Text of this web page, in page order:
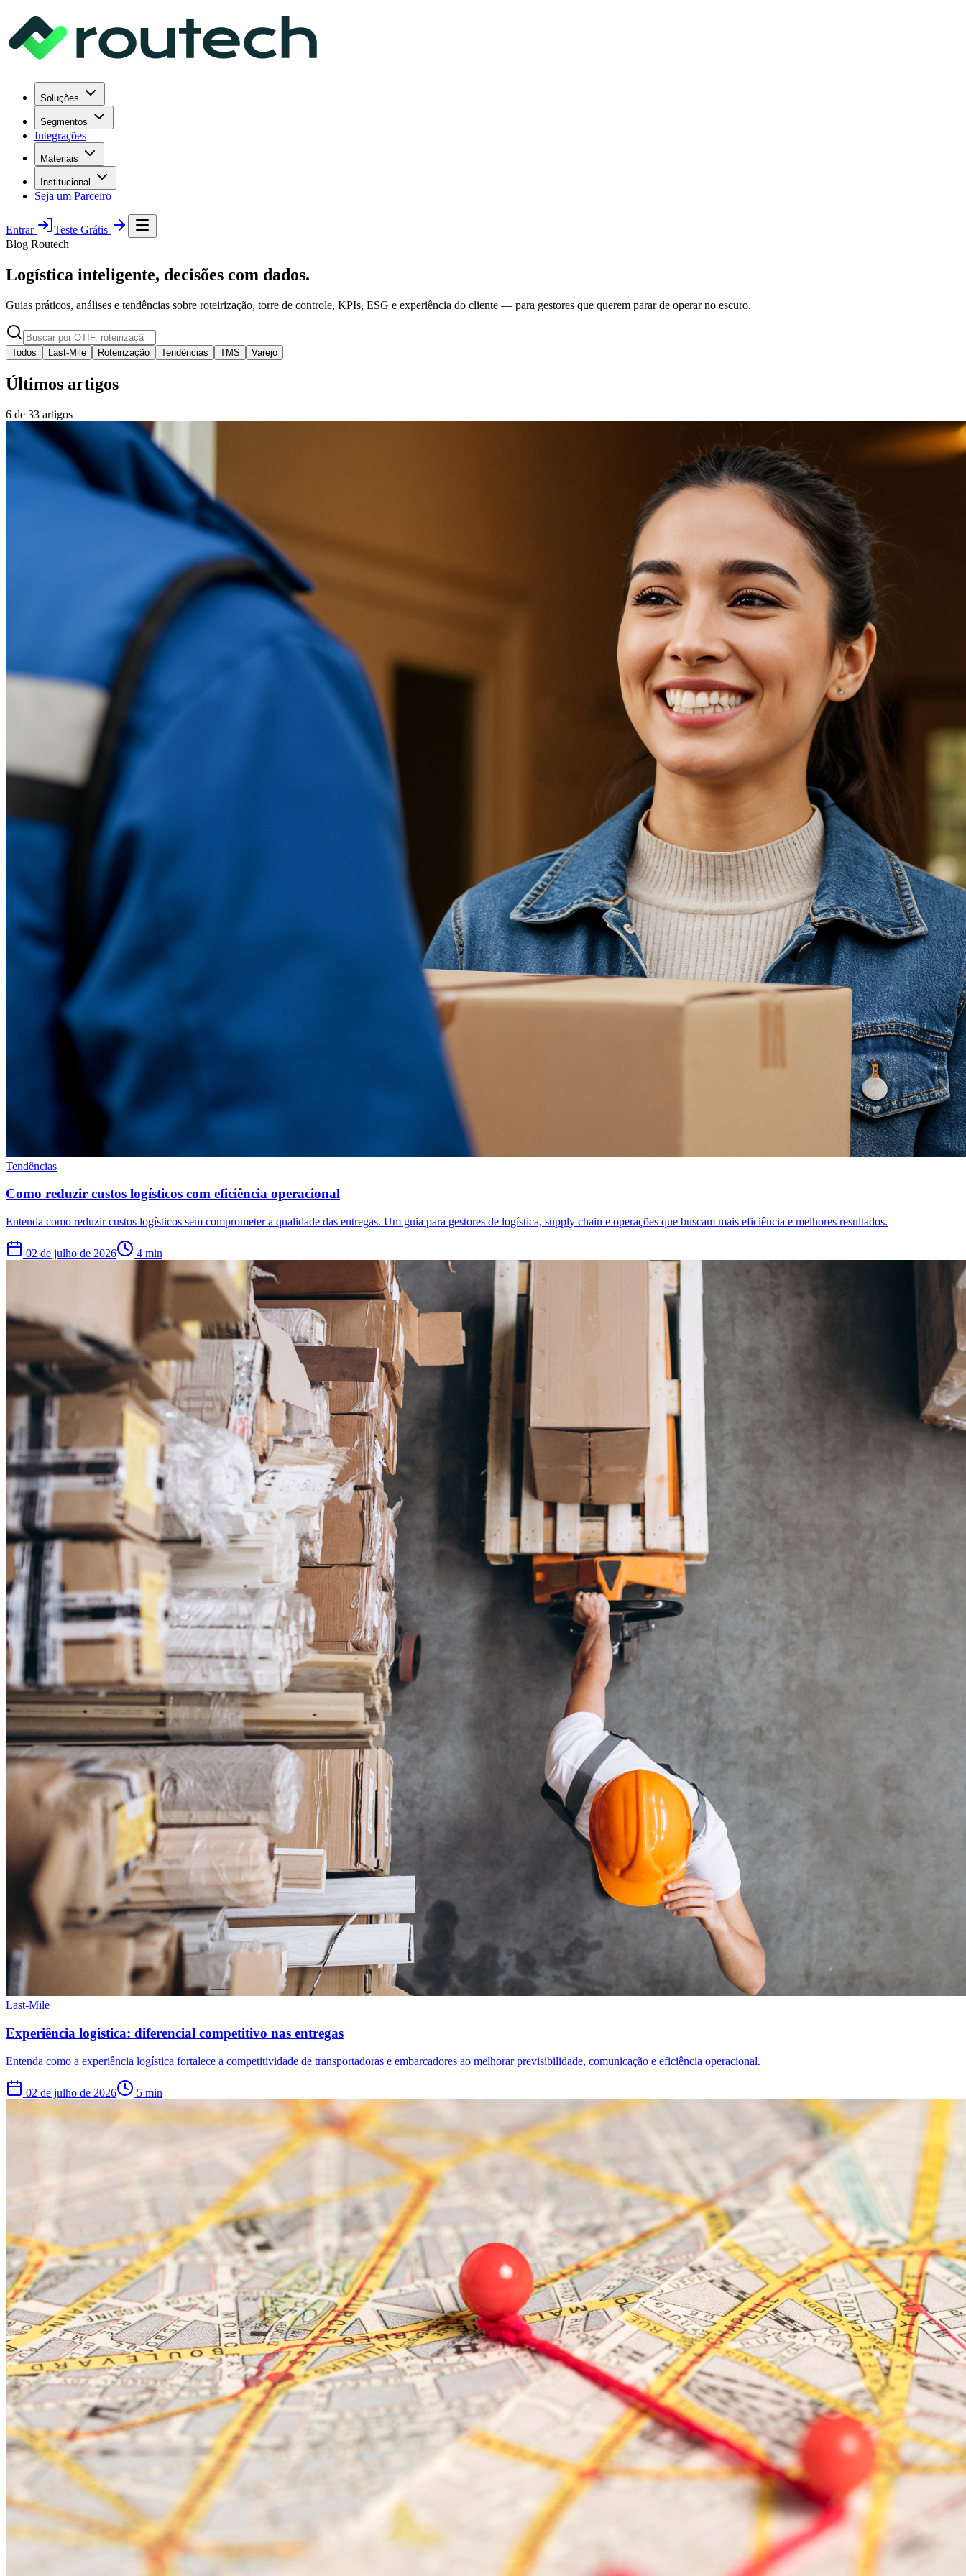
Soluções
Segmentos
Integrações
Materiais
Institucional
Seja um Parceiro
Entrar
Teste Grátis
Blog Routech
Logística inteligente, decisões com dados.
Guias práticos, análises e tendências sobre roteirização, torre de controle, KPIs, ESG e experiência do cliente — para gestores que querem parar de operar no escuro.
Todos Last-Mile Roteirização Tendências TMS Varejo
Últimos artigos
6 de 33 artigos
Tendências
Como reduzir custos logísticos com eficiência operacional
Entenda como reduzir custos logísticos sem comprometer a qualidade das entregas. Um guia para gestores de logística, supply chain e operações que buscam mais eficiência e melhores resultados.
02 de julho de 2026 4 min
Last-Mile
Experiência logística: diferencial competitivo nas entregas
Entenda como a experiência logística fortalece a competitividade de transportadoras e embarcadores ao melhorar previsibilidade, comunicação e eficiência operacional.
02 de julho de 2026 5 min